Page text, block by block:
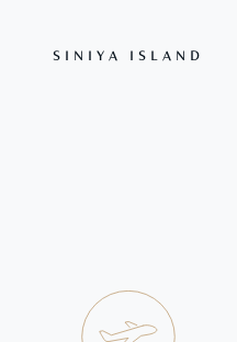
SINIYA ISLAND